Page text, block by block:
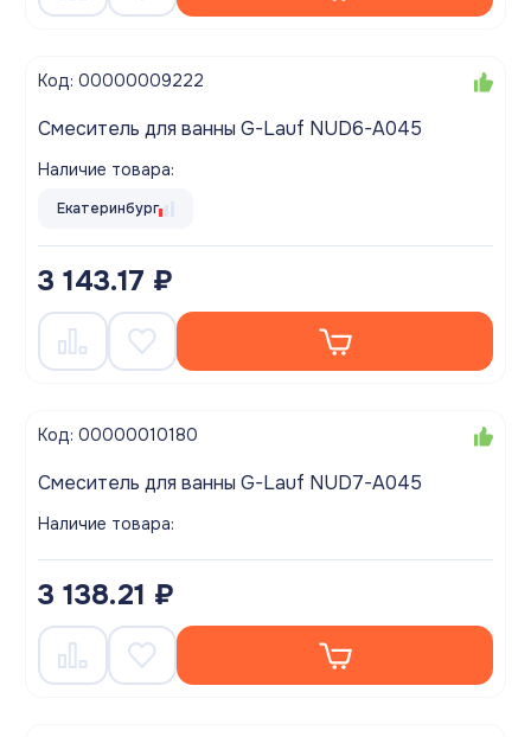
Код: 00000009222
Смеситель для ванны G-Lauf NUD6-A045
Наличие товара:
Екатеринбург
3 143.17 ₽
Код: 00000010180
Смеситель для ванны G-Lauf NUD7-A045
Наличие товара:
3 138.21 ₽